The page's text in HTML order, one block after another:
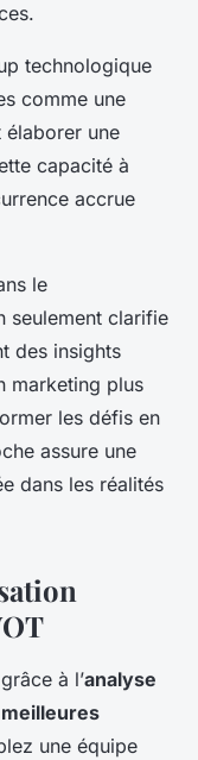
technologique
comme une
une
capacité à
accrue
le
seulement clarifie
des insights
marketing plus
les défis en
assure une
dans les réalités
à l’analyse
une équipe